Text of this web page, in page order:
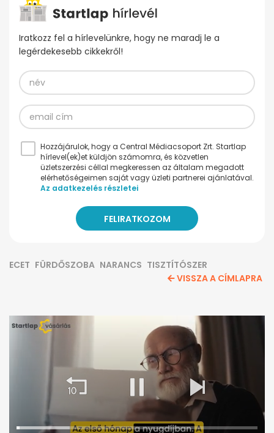
Iratkozz fel a hírlevelünkre, hogy ne maradj le a
legérdekesebb cikkekről!
Hozzájárulok, hogy a Central Médiacsoport Zrt. Startlap
hírlevel(ek)et küldjön számomra, és közvetlen
üzletszerzési céllal megkeressen az általam megadott
elérhetőségeimen saját vagy üzleti partnerei ajánlatával.
Az adatkezelés részletei
ECET FÜRDŐSZOBA NARANCS TISZTÍTÓSZER
VISSZA A CÍMLAPRA